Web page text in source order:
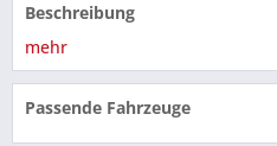
Beschreibung
mehr
Passende Fahrzeuge